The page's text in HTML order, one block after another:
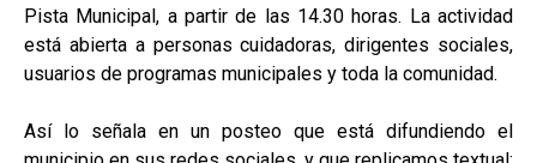
Pista Municipal, a partir de las 14.30 horas. La actividad
está abierta a personas cuidadoras, dirigentes sociales,
usuarios de programas municipales y toda la comunidad.
Así lo señala en un posteo que está difundiendo el